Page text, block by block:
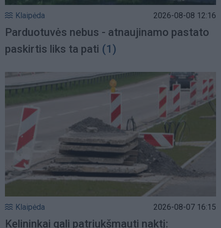
Klaipėda 2026-08-08 12:16
Parduotuvės nebus - atnaujinamo pastato
paskirtis liks ta pati (1)
Klaipėda 2026-08-07 16:15
Kelininkai gali patriukšmauti naktį: